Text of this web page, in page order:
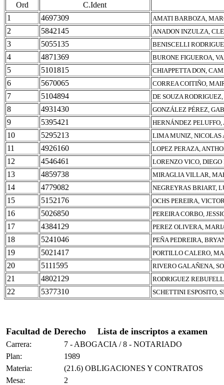
Ord
C.Ident
1
4697309 AMATI BARBOZA,
2 5842145 ANADON INZULZA,
3 5055135 BENISCELLI
4 4871369 BURONE FIGUEROA,
5 5101815 CHIAPPETTA DON,
6 5670065 CORREA COITIÑO,
7 5104894 DE SOUZA
8 4931430 GONZÁLEZ PÉREZ,
9 5395421 HERNÁNDEZ
10 5295213 LIMA MUNIZ, NICOLAS
11 4926160 LOPEZ PERAZA,
12 4546461 LORENZO VICO,
13 4859738 MIRAGLIA VILLAR,
14 4779082 NEGREYRAS BRIART,
15 5152176 OCHS PEREIRA,
16 5026850 PEREIRA CORBO,
17 4384129 PEREZ OLIVERA,
18 5241046 PEÑA PEDREIRA,
19 5021417 PORTILLO CALERO,
20 5111595 RIVERO GALAÑENA,
21 4802129 RODRIGUEZ
22 5377310 SCHETTINI ESPOSITO,
Facultad de Derecho Lista de inscriptos a examen
Carrera:
7 - ABOGACIA / 8 - NOTARIADO
Plan:
1989
Materia:
(21.6) OBLIGACIONES Y CONTRATOS
Mesa:
2